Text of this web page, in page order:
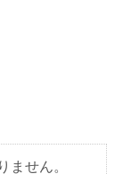
せん。